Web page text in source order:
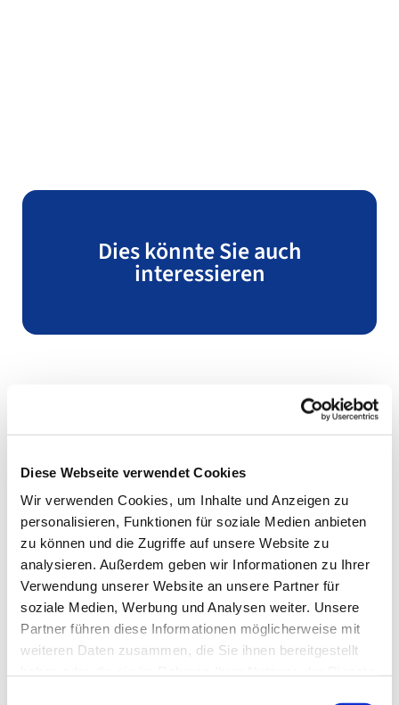
Diese Webseite verwendet Cookies
Wir verwenden Cookies, um Inhalte und Anzeigen zu
personalisieren, Funktionen für soziale Medien anbieten
zu können und die Zugriffe auf unsere Website zu
analysieren. Außerdem geben wir Informationen zu Ihrer
Verwendung unserer Website an unsere Partner für
soziale Medien, Werbung und Analysen weiter. Unsere
Partner führen diese Informationen möglicherweise mit
weiteren Daten zusammen, die Sie ihnen bereitgestellt
Dies könnte Sie auch
interessieren